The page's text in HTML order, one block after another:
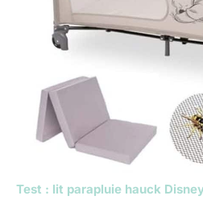
Test : lit parapluie hauck